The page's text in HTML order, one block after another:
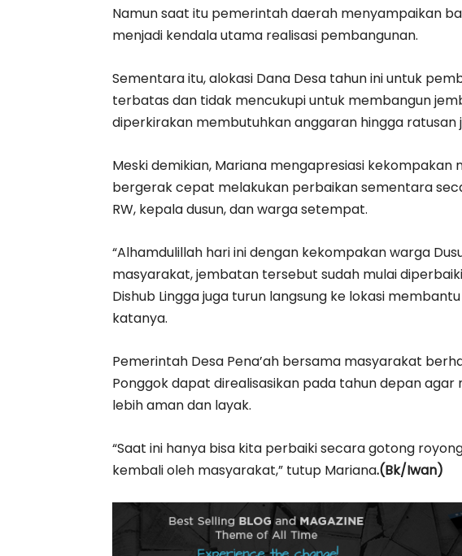
Namun saat itu pemerintah daerah menyampaikan
menjadi kendala utama realisasi pembangunan.
Sementara itu, alokasi Dana Desa tahun ini untuk
terbatas dan tidak mencukupi untuk membangun
diperkirakan membutuhkan anggaran hingga ratusan
Meski demikian, Mariana mengapresiasi kekompakan
bergerak cepat melakukan perbaikan sementara
RW, kepala dusun, dan warga setempat.
“Alhamdulillah hari ini dengan kekompakan warga
masyarakat, jembatan tersebut sudah mulai
Dishub Lingga juga turun langsung ke lokasi
katanya.
Pemerintah Desa Pena’ah bersama masyarakat
Ponggok dapat direalisasikan pada tahun depan
lebih aman dan layak.
“Saat ini hanya bisa kita perbaiki secara gotong
kembali oleh masyarakat,” tutup Mariana.(Bk/Iwan)